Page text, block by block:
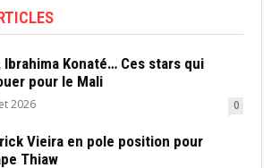
Ibrahima Konaté… Ces stars qui
pour le Mali
2026 0
Vieira en pole position pour
Thiaw